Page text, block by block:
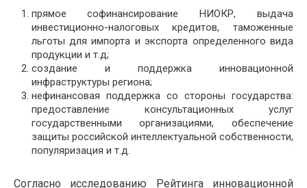
прямое софинансирование НИОКР, выдача
инвестиционно-налоговых кредитов, таможенные
льготы для импорта и экспорта определенного вида
продукции и т.д;
создание и поддержка инновационной
инфраструктуры региона;
нефинансовая поддержка со стороны государства:
предоставление консультационных услуг
государственными организациями, обеспечение
защиты российской интеллектуальной собственности,
популяризация и т.д.
Согласно исследованию Рейтинга инновационной